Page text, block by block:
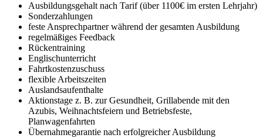
Ausbildungsgehalt nach Tarif (über 1100€ im ersten Lehrjahr)
Sonderzahlungen
feste Ansprechpartner während der gesamten Ausbildung
regelmäßiges Feedback
Rückentraining
Englischunterricht
Fahrtkostenzuschuss
flexible Arbeitszeiten
Auslandsaufenthalte
Aktionstage z. B. zur Gesundheit, Grillabende mit den
Azubis, Weihnachtsfeiern und Betriebsfeste,
Planwagenfahrten
Übernahmegarantie nach erfolgreicher Ausbildung